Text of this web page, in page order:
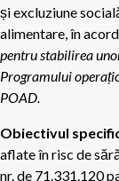
și excluziune
alimentare, în
pentru stabilirea
Programului
POAD.
Obiectivul
aflate în risc de
nr. de 71.331.120